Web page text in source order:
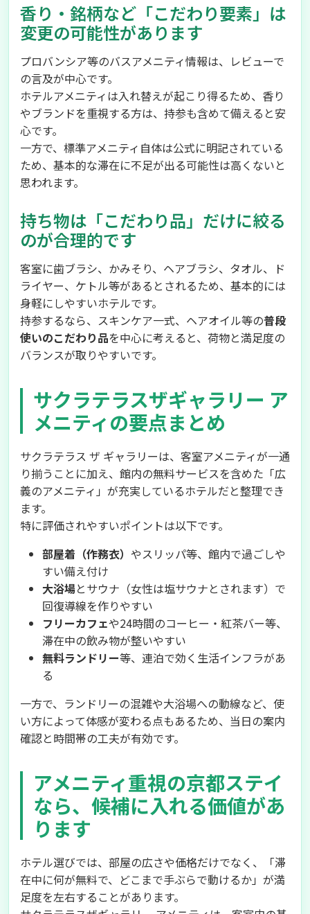
香り・銘柄など「こだわり要素」は
変更の可能性があります
プロバンシア等のバスアメニティ情報は、レビューで
の言及が中心です。
ホテルアメニティは入れ替えが起こり得るため、香り
やブランドを重視する方は、持参も含めて備えると安
心です。
一方で、標準アメニティ自体は公式に明記されている
ため、基本的な滞在に不足が出る可能性は高くないと
思われます。
持ち物は「こだわり品」だけに絞る
のが合理的です
客室に歯ブラシ、かみそり、ヘアブラシ、タオル、ド
ライヤー、ケトル等があるとされるため、基本的には
身軽にしやすいホテルです。
持参するなら、スキンケア一式、ヘアオイル等の普段
使いのこだわり品を中心に考えると、荷物と満足度の
バランスが取りやすいです。
サクラテラスザギャラリー ア
メニティの要点まとめ
サクラテラス ザ ギャラリーは、客室アメニティが一通
り揃うことに加え、館内の無料サービスを含めた「広
義のアメニティ」が充実しているホテルだと整理でき
ます。
特に評価されやすいポイントは以下です。
部屋着（作務衣） やスリッパ等、館内で過ごしや
すい備え付け
大浴場とサウナ（女性は塩サウナとされます）で
回復導線を作りやすい
フリーカフェや24時間のコーヒー・紅茶バー等、
滞在中の飲み物が整いやすい
無料ランドリー等、連泊で効く生活インフラがあ
る
一方で、ランドリーの混雑や大浴場への動線など、使
い方によって体感が変わる点もあるため、当日の案内
確認と時間帯の工夫が有効です。
アメニティ重視の京都ステイ
なら、候補に入れる価値があ
ります
ホテル選びでは、部屋の広さや価格だけでなく、「滞
在中に何が無料で、どこまで手ぶらで動けるか」が満
足度を左右することがあります。